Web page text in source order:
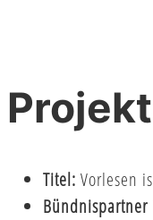
Titel: Vorlesen
Bündnispartner